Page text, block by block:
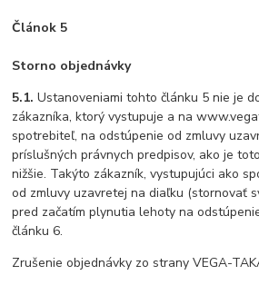
Článok 5
Storno objednávky
5.1. Ustanoveniami tohto článku 5 nie je
zákazníka, ktorý vystupuje a na
spotrebiteľ, na odstúpenie od zmluvy
príslušných právnych predpisov, ako je
nižšie. Takýto zákazník, vystupujúci ako
od zmluvy uzavretej na diaľku (stornovať
pred začatím plynutia lehoty na
článku 6.
Zrušenie objednávky zo strany VEGA-